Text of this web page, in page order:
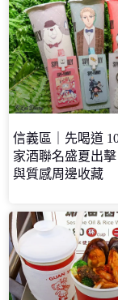
信義區｜先喝道
家酒聯名盛夏出
與質感周邊收藏